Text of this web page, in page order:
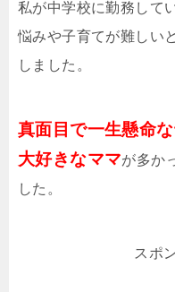
私が中学校に勤務して
悩みや子育てが難しい
しました。
真面目で一生懸命
大好きなママが多か
した。
スポ